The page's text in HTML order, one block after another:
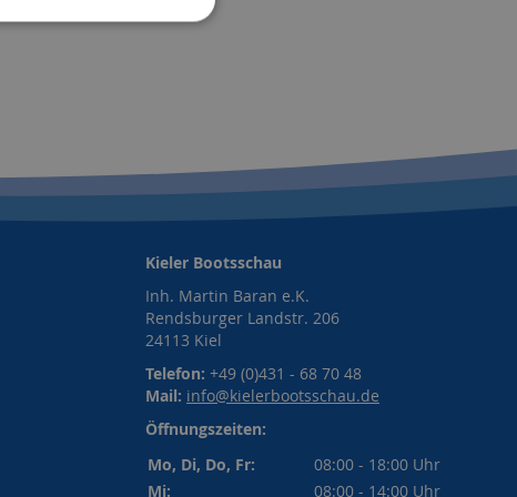
Kieler Bootsschau
Inh. Martin Baran e.K.
Rendsburger Landstr. 206
24113 Kiel
Telefon: +49 (0)431 - 68 70 48
Mail: info@kielerbootsschau.de
Öffnungszeiten:
Mo, Di, Do, Fr:
08:00 - 18:00 Uhr
Mi:
08:00 - 14:00 Uhr